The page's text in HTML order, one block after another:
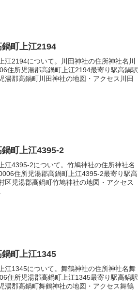
町上江2194
江2194について。川田神社の住所神社名川
住所児湯郡高鍋町上江2194最寄り駅高鍋駅
湯郡高鍋町川田神社の地図・アクセス川田
町上江4395-2
江4395-2について。竹鳩神社の住所神社名
住所児湯郡高鍋町上江4395-2最寄り駅高
区児湯郡高鍋町竹鳩神社の地図・アクセス
町上江1345
江1345について。舞鶴神社の住所神社名舞
住所児湯郡高鍋町上江1345最寄り駅高鍋駅
湯郡高鍋町舞鶴神社の地図・アクセス舞鶴